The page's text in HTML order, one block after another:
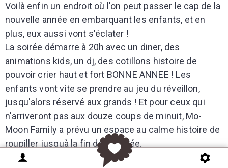
Voilà enfin un endroit où l'on peut passer le cap de la
nouvelle année en embarquant les enfants, et en
plus, eux aussi vont s'éclater !
La soirée démarre à 20h avec un diner, des
animations kids, un dj, des cotillons histoire de
pouvoir crier haut et fort BONNE ANNEE ! Les
enfants vont vite se prendre au jeu du réveillon,
jusqu'alors réservé aux grands ! Et pour ceux qui
n'arriveront pas aux douze coups de minuit, Mo-
Moon Family a prévu un espace au calme histoire de
roupiller jusquà la fin de la soirée.